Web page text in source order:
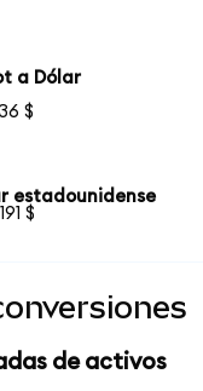
a Dólar
$
estadounidense
$
de activos